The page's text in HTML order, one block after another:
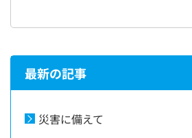
最新の記事
災害に備えて